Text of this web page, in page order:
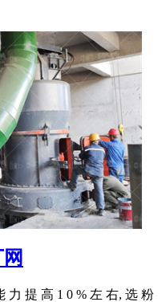
力 提 高 1 0 % 左 右, 选 粉